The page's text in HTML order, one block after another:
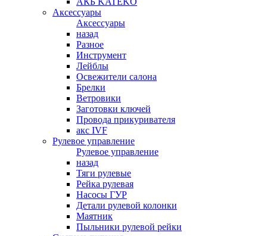
Аксессуары
Аксессуары
назад
Разное
Инструмент
Лейблы
Освежители салона
Брелки
Ветровики
Заготовки ключей
Провода прикуривателя
акс IVF
Рулевое управление
Рулевое управление
назад
Тяги рулевые
Рейка рулевая
Насосы ГУР
Детали рулевой колонки
Маятник
Пыльники рулевой рейки